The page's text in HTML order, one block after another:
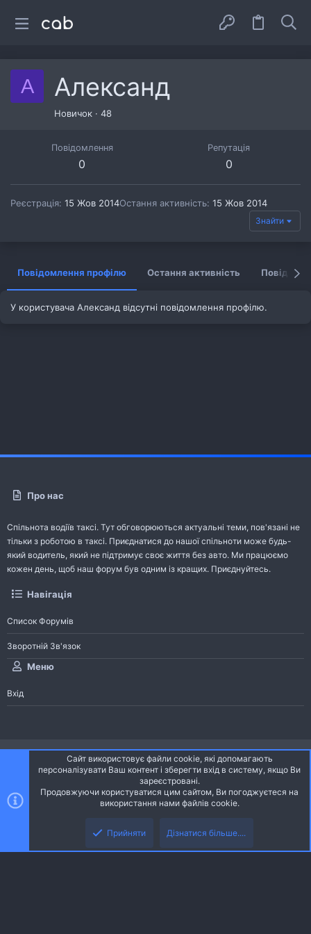
А Александ
Новичок · 48
Повідомлення
0
Репутація
0
Реєстрація 15 Жов 2014Остання активність 15 Жов 2014
Знайти
Повідомлення профілю Остання активність
У користувача Александ відсутні повідомлення профілю.
Про нас
Спільнота водіїв таксі. Тут обговорюються актуальні теми, пов'язані не
тільки з роботою в таксі. Приєднатися до нашої спільноти може будь-
який водитель, який не підтримує своє життя без авто. Ми працюємо
кожен день, щоб наш форум був одним із кращих. Приєднуйтесь.
Навігація
Список Форумів
Зворотній Зв'язок
Меню
Вхід
Ніч
Українська (UA)
S
Community platform by XenForo® © 2010-2026 XenForo Ltd.
Community platform by XenForo © 2010-2022 XenForo Ltd. | dev: Pages
Сайт використовує файли cookie, які допомагають
персоналізувати Ваш контент і зберегти вхід в систему, якщо Ви
зареєстровані.
Продовжуючи користуватися цим сайтом, Ви погоджуєтеся на
використання нами файлів cookie.
Прийняти Дізнатися більше....